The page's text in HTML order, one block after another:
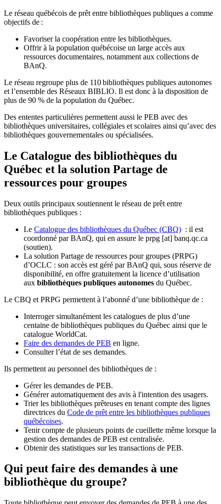
Le réseau québécois de prêt entre bibliothèques publiques a comme
objectifs de :
Favoriser la coopération entre les bibliothèques.
Offrir à la population québécoise un large accès aux
ressources documentaires, notamment aux collections de
BAnQ.
Le réseau regroupe plus de 110bibliothèques publiques autonomes
et l’ensemble des Réseaux BIBLIO. Il est donc à la disposition de
plus de 90 % de la population du Québec.
Des ententes particulières permettent aussi le PEB avec des
bibliothèques universitaires, collégiales et scolaires ainsi qu’avec des
bibliothèques gouvernementales ou spécialisées.
Le Catalogue des bibliothèques du
Québec et la solution Partage de
ressources pour groupes
Deux outils principaux soutiennent le réseau de prêt entre
bibliothèques publiques :
Le Catalogue des bibliothèques du Québec (CBQ) : il est
coordonné par BAnQ, qui en assure le prpg [at] banq.qc.ca
(soutien).
La solution Partage de ressources pour groupes (PRPG)
d’OCLC : son accès est géré par BAnQ qui, sous réserve de
disponibilité, en offre gratuitement la licence d’utilisation
aux bibliothèques publiques autonomes du Québec.
Le CBQ et PRPG permettent à l’abonné d’une bibliothèque de :
Interroger simultanément les catalogues de plus d’une
centaine de bibliothèques publiques du Québec ainsi que le
catalogue WorldCat.
Faire des demandes de PEB en ligne.
Consulter l’état de ses demandes.
Ils permettent au personnel des bibliothèques de :
Gérer les demandes de PEB.
Générer automatiquement des avis à l'intention des usagers.
Trier les bibliothèques prêteuses en tenant compte des lignes
directrices du Code de prêt entre les bibliothèques publiques
québécoises.
Tenir compte de plusieurs points de cueillette même lorsque la
gestion des demandes de PEB est centralisée.
Obtenir des statistiques sur les transactions de PEB.
Qui peut faire des demandes à une
bibliothèque du groupe?